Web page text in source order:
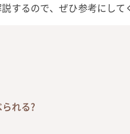
するので、ぜひ参考にして
れる?